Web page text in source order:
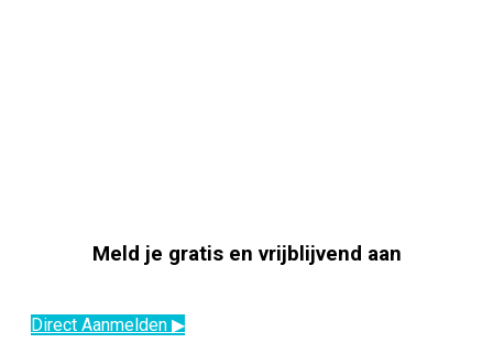
Meld je gratis en vrijblijvend aan
Direct Aanmelden ▶